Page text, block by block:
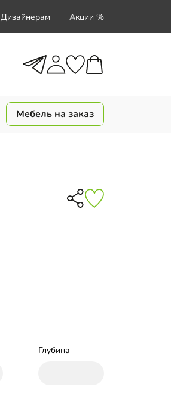
Дизайнерам Акции %
Мебель на заказ
Глубина